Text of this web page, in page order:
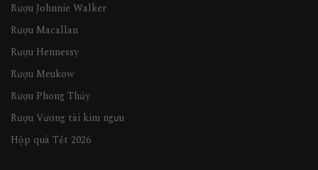
Rượu Johnnie Walker
Rượu Macallan
Rượu Hennessy
Rượu Meukow
Rượu Phong Thủy
Rượu Vương tài kim ngưu
Hộp quà Tết 2026